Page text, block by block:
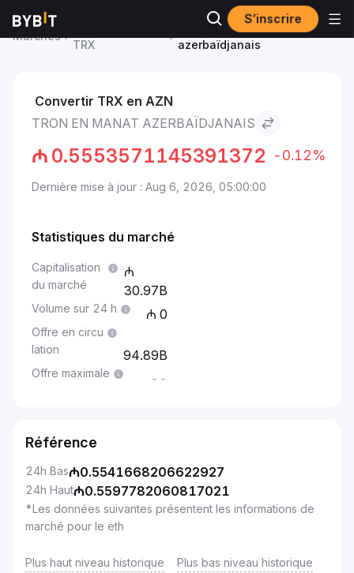
S’inscrire
Marchés
TRX
TRON to Manat
azerbaïdjanais
Convertir TRX en AZN
TRON EN MANAT AZERBAÏDJANAIS
₼ 0.5553571145391372 -0.12%
Dernière mise à jour : Aug 6, 2026, 05:00:00
Statistiques du marché
Capitalisation
du marché
30.97B
Volume sur 24 h 0
Offre en circu
lation
94.89B
Offre maximale --
Référence
24h Bas₼0.5541668206622927
24h Haut₼0.5597782060817021
*Les données suivantes présentent les informations de
marché pour le eth
Plus haut niveau historique Plus bas niveau historique